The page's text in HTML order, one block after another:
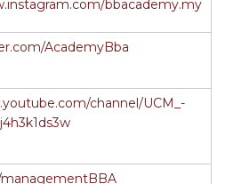
bbacademy.my/
AcademyBba
channel/UCM_-